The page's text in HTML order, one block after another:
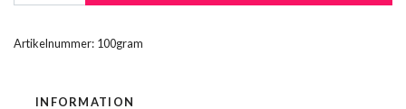
Artikelnummer: 100gram
INFORMATION